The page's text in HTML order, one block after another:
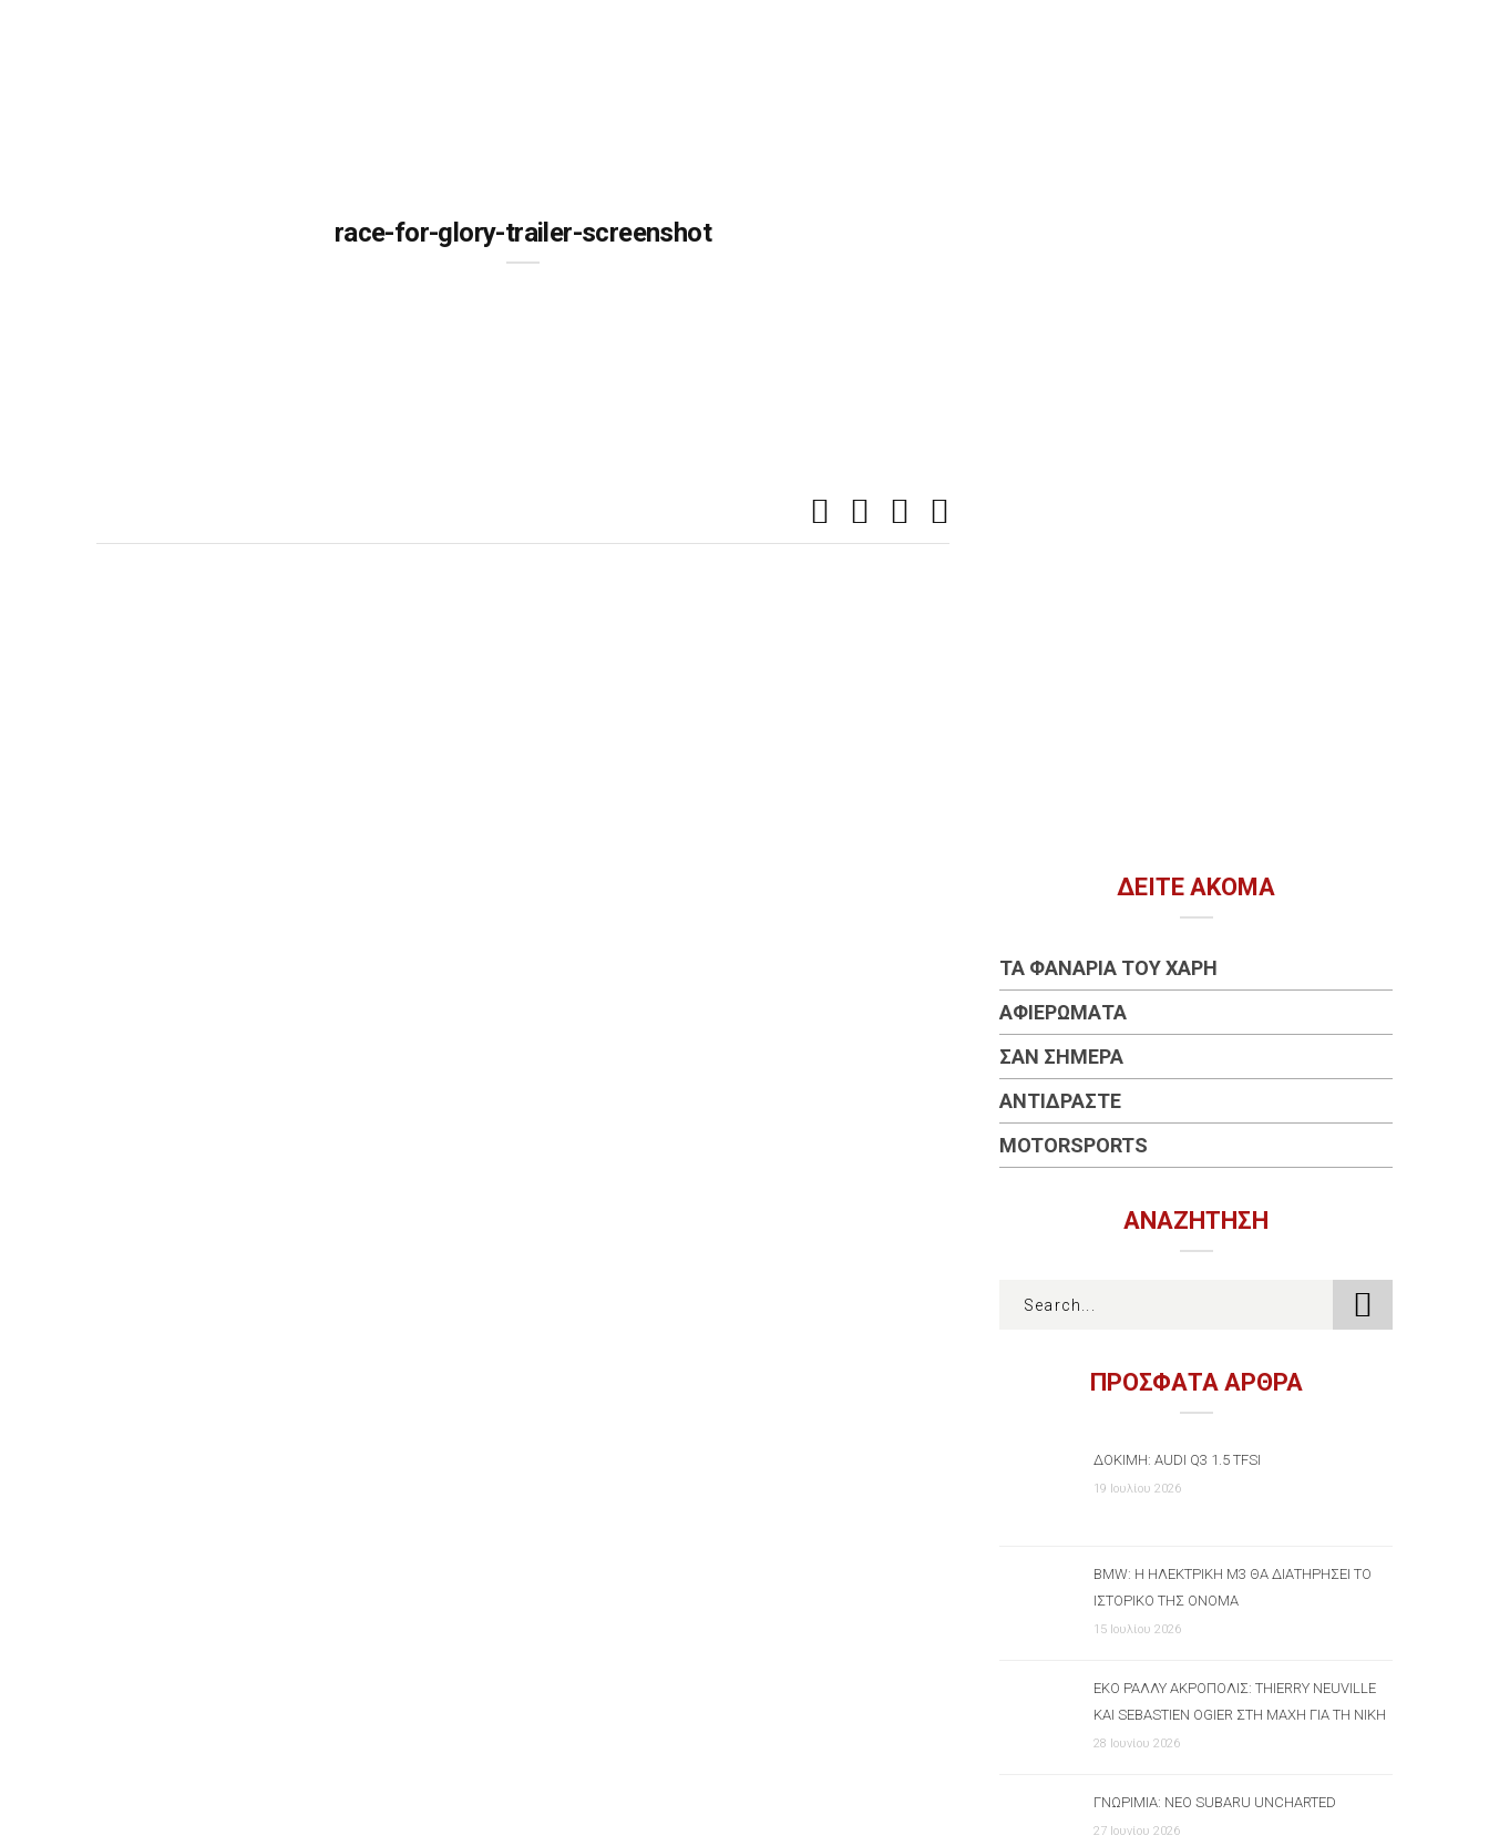
race-for-glory-trailer-screenshot
ΔΕΊΤΕ ΑΚΌΜΑ
ΤΑ ΦΑΝΆΡΙΑ ΤΟΥ ΧΆΡΗ
ΑΦΙΕΡΏΜΑΤΑ
ΣΑΝ ΣΉΜΕΡΑ
ΑΝΤΙΔΡΆΣΤΕ
MOTORSPORTS
ΑΝΑΖΉΤΗΣΗ
ΠΡΟΣΦΑΤΑ ΑΡΘΡΑ
ΔΟΚΙΜΉ: AUDI Q3 1.5 TFSI
19 Ιουλίου 2026
BMW: Η ΗΛΕΚΤΡΙΚΉ M3 ΘΑ ΔΙΑΤΗΡΉΣΕΙ ΤΟ
ΙΣΤΟΡΙΚΌ ΤΗΣ ΌΝΟΜΑ
15 Ιουλίου 2026
ΕΚΟ ΡΆΛΛΥ ΑΚΡΌΠΟΛΙΣ: THIERRY NEUVILLE
ΚΑΙ SEBASTIEN OGIER ΣΤΗ ΜΆΧΗ ΓΙΑ ΤΗ ΝΊΚΗ
28 Ιουνίου 2026
ΓΝΩΡΙΜΊΑ: ΝΈΟ SUBARU UNCHARTED
27 Ιουνίου 2026